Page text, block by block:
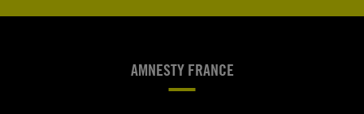
AMNESTY FRANCE